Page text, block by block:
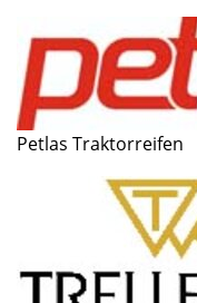
Petlas Traktorreifen